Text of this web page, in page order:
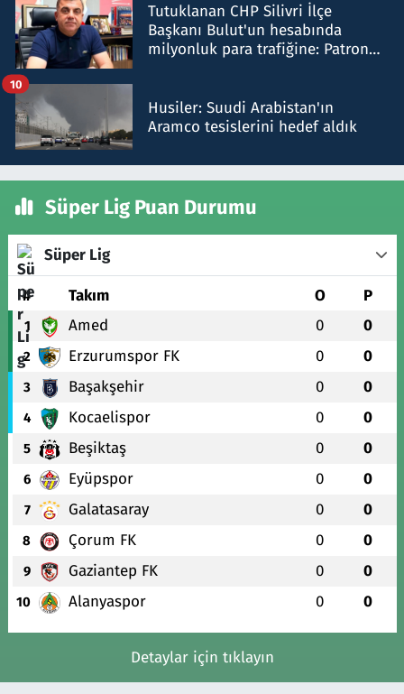
Tutuklanan CHP Silivri İlçe
Başkanı Bulut'un hesabında
milyonluk para trafiğine: Patron
Husiler: Suudi Arabistan'ın
Aramco tesislerini hedef aldık
10
Süper Lig Puan Durumu
Süper Lig
# Takım O P
1 Amed 0 0
2 Erzurumspor FK 0 0
3 Başakşehir 0 0
4 Kocaelispor 0 0
5 Beşiktaş 0 0
6 Eyüpspor 0 0
7 Galatasaray 0 0
8 Çorum FK 0 0
9 Gaziantep FK 0 0
10 Alanyaspor 0 0
Detaylar için tıklayın